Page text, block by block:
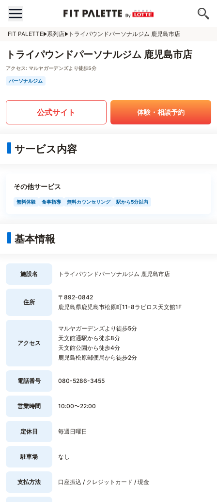
FIT PALETTE 系列店 トライパウンドパーソナルジム 鹿児島市店
トライパウンドパーソナルジム 鹿児島市店
アクセス: マルヤガーデンズより徒歩5分
パーソナルジム
公式サイト 体験・相談予約
サービス内容
その他サービス
無料体験 食事指導 無料カウンセリング 駅から5分以内
基本情報
施設名 トライパウンドパーソナルジム 鹿児島市店
住所
〒892-0842
鹿児島県鹿児島市松原町11-8ラピロス天文館1F
アクセス
マルヤガーデンズより徒歩5分
天文館通駅から徒歩8分
天文館公園から徒歩4分
鹿児島松原郵便局から徒歩2分
電話番号 080-5286-3455
営業時間 10:00〜22:00
定休日 毎週日曜日
駐車場 なし
支払方法 口座振込 / クレジットカード / 現金